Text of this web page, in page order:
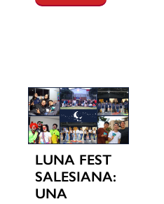
LUNA FEST
SALESIANA:
UNA